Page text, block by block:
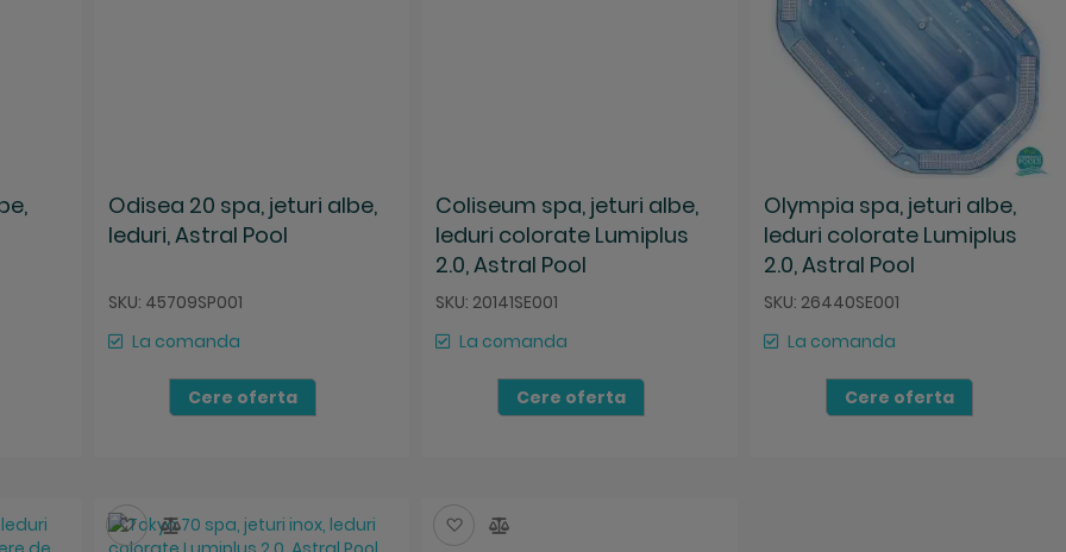
Odisea 20 spa, jeturi albe,
leduri, Astral Pool
SKU: 45709SP001
La comanda
Cere oferta
Coliseum spa, jeturi albe,
leduri colorate Lumiplus
2.0, Astral Pool
SKU: 20141SE001
La comanda
Cere oferta
Olympia spa, jeturi albe,
leduri colorate Lumiplus
2.0, Astral Pool
SKU: 26440SE001
La comanda
Cere oferta
SalveazaCompara SalveazaCompara